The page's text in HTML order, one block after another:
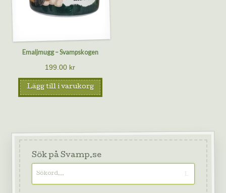
Emaljmugg – Svampskogen
199.00 kr
Lägg till i varukorg
Sök på Svamp.se